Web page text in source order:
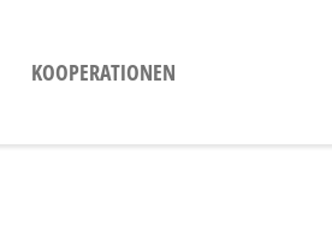
KOOPERATIONEN